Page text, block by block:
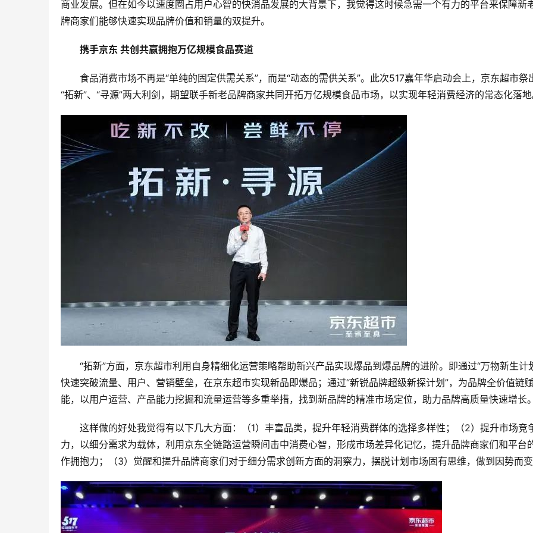
商业发展。但在如今以速度圈占用户心智的快消品发展的大背景下，我觉得这时候急需一个有力的平台来保障新
牌商家们能够快速实现品牌价值和销量的双提升。
携手京东 共创共赢拥抱万亿规模食品赛道
食品消费市场不再是“单纯的固定供需关系”，而是“动态的需供关系”。此次517嘉年华启动会上，京东超市祭
“拓新”、“寻源”两大利剑，期望联手新老品牌商家共同开拓万亿规模食品市场，以实现年轻消费经济的常态化落地
“拓新”方面，京东超市利用自身精细化运营策略帮助新兴产品实现爆品到爆品牌的进阶。即通过“万物新生计
快速突破流量、用户、营销壁垒，在京东超市实现新品即爆品；通过“新锐品牌超级新探计划”，为品牌全价值链
能，以用户运营、产品能力挖掘和流量运营等多重举措，找到新品牌的精准市场定位，助力品牌高质量快速增长。
这样做的好处我觉得有以下几大方面：（1）丰富品类，提升年轻消费群体的选择多样性；（2）提升市场竞
力，以细分需求为载体，利用京东全链路运营瞬间击中消费心智，形成市场差异化记忆，提升品牌商家们和平台
作拥抱力；（3）觉醒和提升品牌商家们对于细分需求创新方面的洞察力，摆脱计划市场固有思维，做到因势而变